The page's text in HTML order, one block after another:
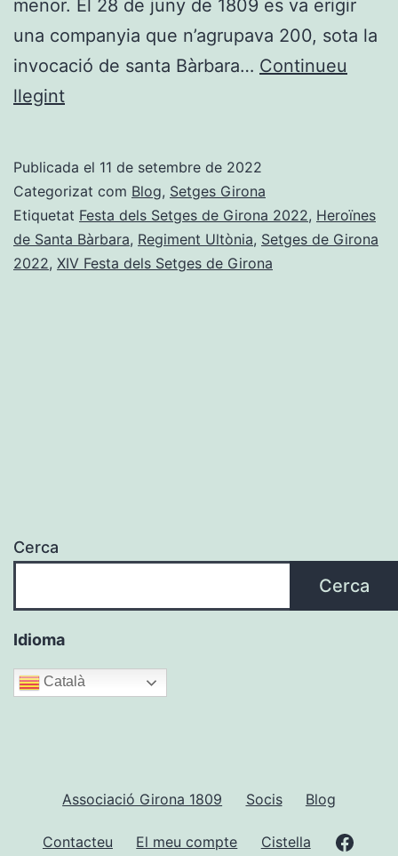
menor. El 28 de juny de 1809 es va erigir
una companyia que n’agrupava 200, sota la
invocació de santa Bàrbara… Continueu
llegintXIV
Setges
de
Girona
Publicada el 11 de setembre de 2022
Categorizat com Blog, Setges Girona
Etiquetat Festa dels Setges de Girona 2022, Heroïnes
de Santa Bàrbara, Regiment Ultònia, Setges de Girona
2022, XIV Festa dels Setges de Girona
Cerca
Cerca
Idioma
Català
Associació Girona 1809 Socis Blog
Contacteu El meu compte Cistella